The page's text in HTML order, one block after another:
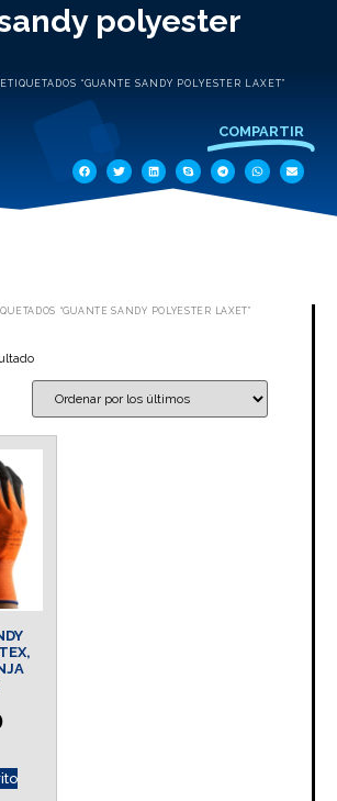
polyester
“GUANTE SANDY POLYESTER LAXET”
COMPARTIR
“GUANTE SANDY POLYESTER LAXET”